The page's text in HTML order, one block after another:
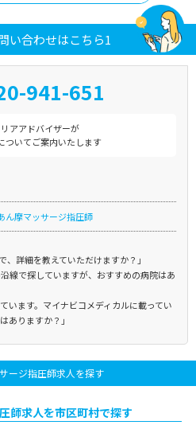
い合わせはこちら1
941-651
アアドバイザーが
ついてご案内いたします
ん摩マッサージ指圧師
、詳細を教えていただけますか？」
線で探していますが、おすすめの病院はあ
います。マイナビコメディカルに載ってい
りますか？」
ージ指圧師求人を探す
師求人を市区町村で探す